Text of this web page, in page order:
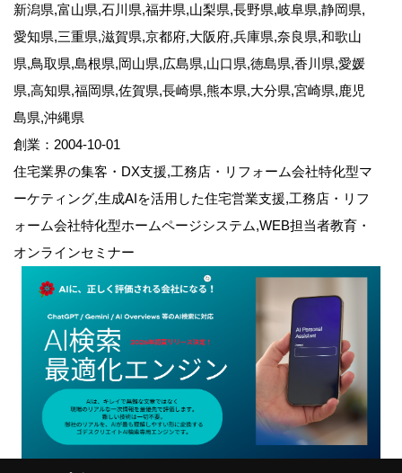
新潟県,富山県,石川県,福井県,山梨県,長野県,岐阜県,静岡県,
愛知県,三重県,滋賀県,京都府,大阪府,兵庫県,奈良県,和歌山
県,鳥取県,島根県,岡山県,広島県,山口県,徳島県,香川県,愛媛
県,高知県,福岡県,佐賀県,長崎県,熊本県,大分県,宮崎県,鹿児
島県,沖縄県
創業：2004-10-01
住宅業界の集客・DX支援,工務店・リフォーム会社特化型マ
ーケティング,生成AIを活用した住宅営業支援,工務店・リフ
ォーム会社特化型ホームページシステム,WEB担当者教育・
オンラインセミナー